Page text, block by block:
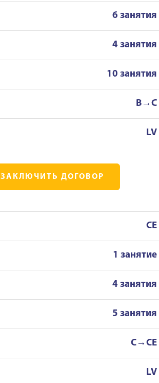
6 занятия
4 занятия
10 занятия
B→C
LV
ЗАКЛЮЧИТЬ ДОГОВОР
CE
1 занятие
4 занятия
5 занятия
C→CE
LV